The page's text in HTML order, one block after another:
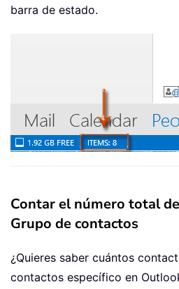
barra de estado.
Contar el número total
Grupo de contactos
¿Quieres saber cuántos
contactos específico en